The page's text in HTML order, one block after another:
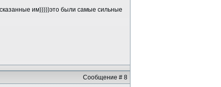
им)))))это были самые сильные
Сообщение # 8